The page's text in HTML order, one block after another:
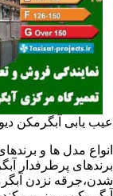
عیب یابی آبگرمکن
انواع مدل ها و
برندهای پرطرفدار
شدن،جرقه نزدن